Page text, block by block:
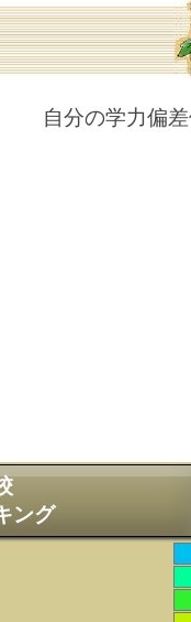
自分の学力偏
ング